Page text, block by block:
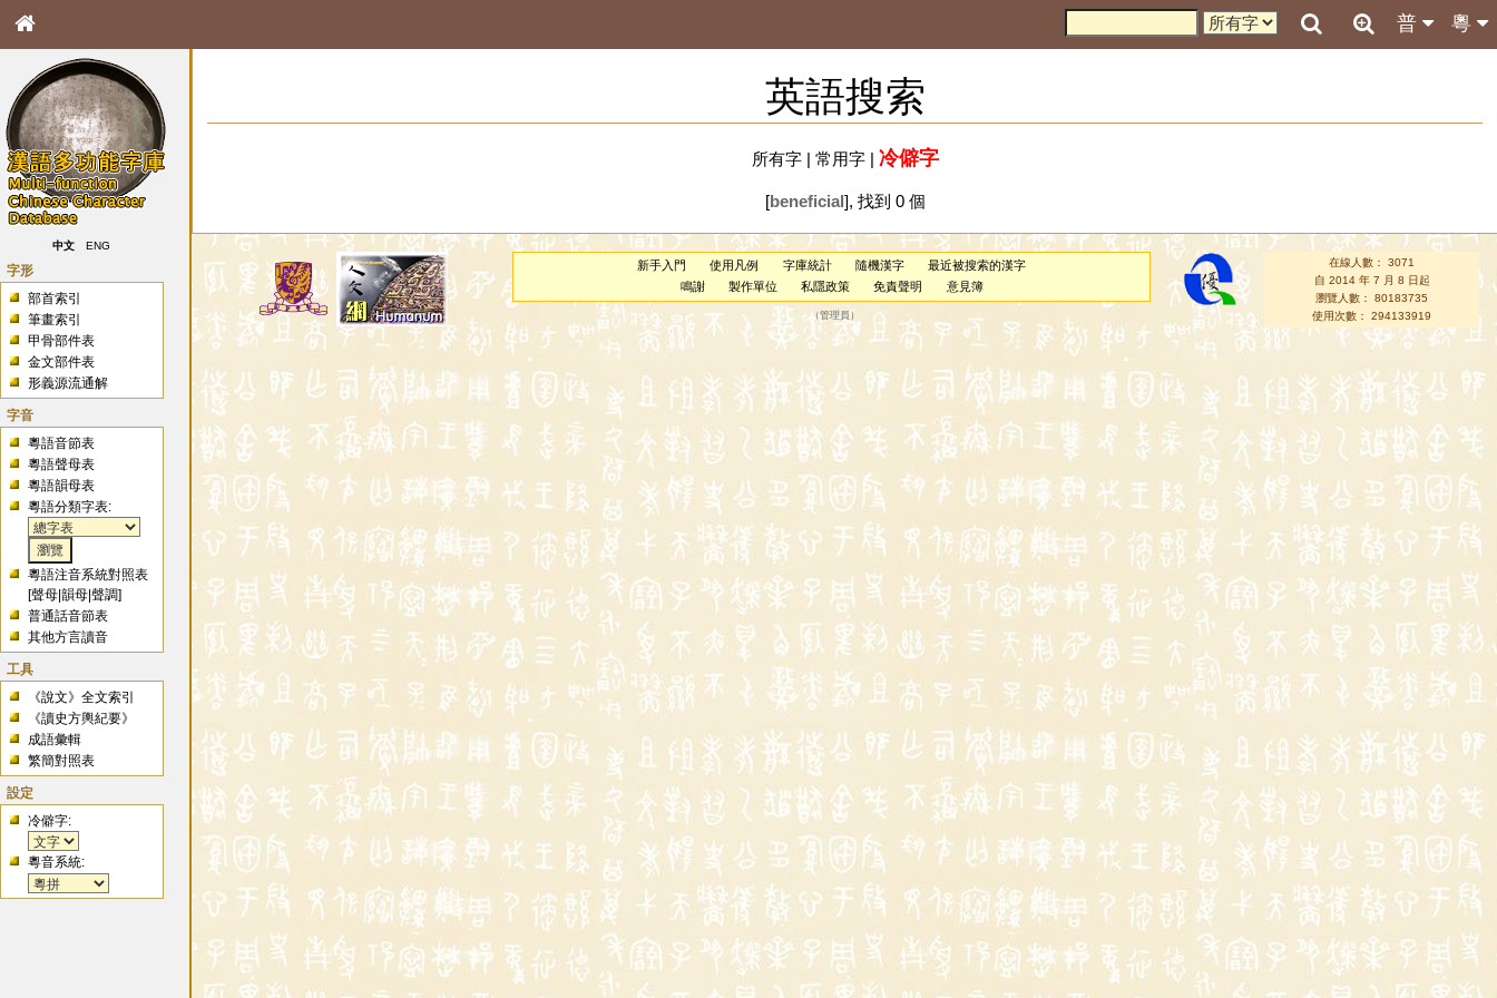
粵
普
中文 ENG
字形
部首索引
筆畫索引
甲骨部件表
金文部件表
形義源流通解
字音
粵語音節表
粵語聲母表
粵語韻母表
粵語分類字表:
粵語注音系統對照表
[聲母 |韻母 |聲調]
普通話音節表
其他方言讀音
工具
《說文》全文索引
《讀史方輿紀要》
成語彙輯
繁簡對照表
設定
冷僻字:
粵音系統:
英語搜索
所有字| 常用字| 冷僻字
[beneficial], 找到 0 個
新手入門 使用凡例 字庫統計 隨機漢字
最近被搜索的漢字
鳴謝
製作單位 私隱政策 免責聲明 意見簿
（管理員 ）
在線人數： 3071
自 2014 年 7 月 8 日起
瀏覽人數： 80183735
使用次數： 294133919